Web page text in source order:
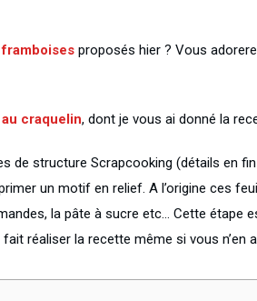
proposés hier ? Vous
craquelin, dont je vous ai donné la
de structure Scrapcooking (détails en
un motif en relief. A l’origine ces
la pâte à sucre etc… Cette étape
réaliser la recette même si vous n’en